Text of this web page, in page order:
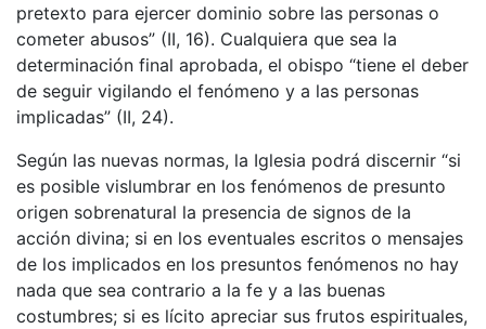
pretexto para ejercer dominio sobre las personas o
cometer abusos” (II, 16). Cualquiera que sea la
determinación final aprobada, el obispo “tiene el deber
de seguir vigilando el fenómeno y a las personas
implicadas” (II, 24).
Según las nuevas normas, la Iglesia podrá discernir “si
es posible vislumbrar en los fenómenos de presunto
origen sobrenatural la presencia de signos de la
acción divina; si en los eventuales escritos o mensajes
de los implicados en los presuntos fenómenos no hay
nada que sea contrario a la fe y a las buenas
costumbres; si es lícito apreciar sus frutos espirituales,